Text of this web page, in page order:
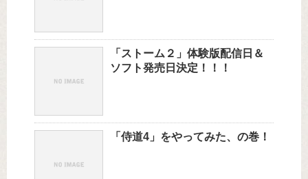
「ストーム２」体験版配信日＆
ソフト発売日決定！！！
「侍道4」をやってみた、の巻！